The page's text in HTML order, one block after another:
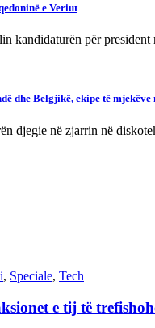
e Veriut
kandidaturën për
dhe Belgjikë, ekipe të
djegie në zjarrin në
, Speciale, Tech
e tij të